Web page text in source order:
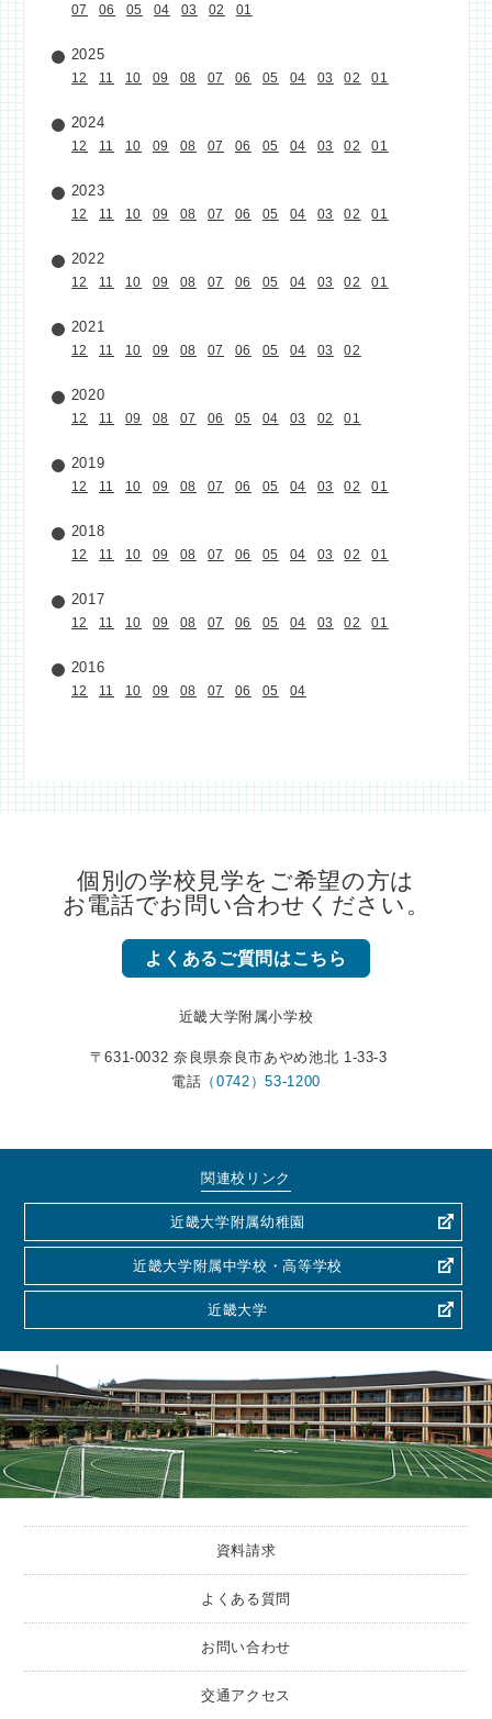
07 06 05 04 03 02 01
2025
12 11 10 09 08 07 06 05 04 03 02 01
2024
12 11 10 09 08 07 06 05 04 03 02 01
2023
12 11 10 09 08 07 06 05 04 03 02 01
2022
12 11 10 09 08 07 06 05 04 03 02 01
2021
12 11 10 09 08 07 06 05 04 03 02
2020
12 11 09 08 07 06 05 04 03 02 01
2019
12 11 10 09 08 07 06 05 04 03 02 01
2018
12 11 10 09 08 07 06 05 04 03 02 01
2017
12 11 10 09 08 07 06 05 04 03 02 01
2016
12 11 10 09 08 07 06 05 04
個別の学校見学をご希望の方は
お電話でお問い合わせください。
よくあるご質問はこちら
近畿大学附属小学校
〒631-0032 奈良県奈良市あやめ池北 1-33-3
電話 （0742）53-1200
関連校リンク
近畿大学附属幼稚園
近畿大学附属中学校・高等学校
近畿大学
資料請求
よくある質問
お問い合わせ
交通アクセス